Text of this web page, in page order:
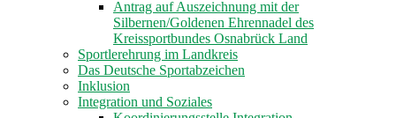
Antrag auf Auszeichnung mit der
Silbernen/Goldenen Ehrennadel des
Kreissportbundes Osnabrück Land
Sportlerehrung im Landkreis
Das Deutsche Sportabzeichen
Inklusion
Integration und Soziales